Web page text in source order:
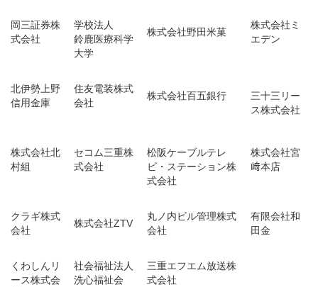
岡三証券株
式会社
学校法人
鈴鹿医療科学
大学
株式会社野田米菓
株式会社ミ
エデン
北伊勢上野
信用金庫
住友電装株式
会社
株式会社百五銀行
三十三リー
ス株式会社
株式会社北
村組
セコム三重株
式会社
松阪ケーブルテレ
ビ・ステーション株
式会社
株式会社宮
﨑本店
クラギ株式
会社
株式会社ZTV
丸ノ内ビル管理株式
会社
有限会社和
田金
くわしんリ
ース株式会
社会福祉法人
洗心福祉会
三重エフエム放送株
式会社